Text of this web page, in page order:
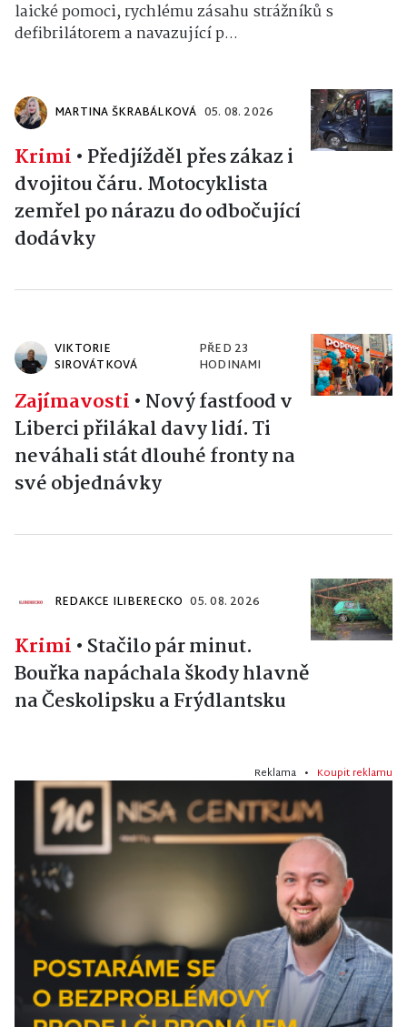
laické pomoci, rychlému zásahu strážníků s
defibrilátorem a navazující p...
MARTINA ŠKRABÁLKOVÁ 05. 08. 2026
Krimi • Předjížděl přes zákaz i
dvojitou čáru. Motocyklista
zemřel po nárazu do odbočující
dodávky
VIKTORIE
SIROVÁTKOVÁ
PŘED 23
HODINAMI
Zajímavosti • Nový fastfood v
Liberci přilákal davy lidí. Ti
neváhali stát dlouhé fronty na
své objednávky
REDAKCE ILIBERECKO 05. 08. 2026
Krimi • Stačilo pár minut.
Bouřka napáchala škody hlavně
na Českolipsku a Frýdlantsku
Reklama • Koupit reklamu